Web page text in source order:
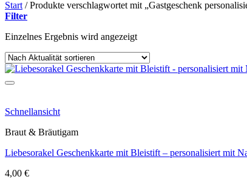
Start /Produkte verschlagwortet mit „Gastgeschenk
Filter
Einzelnes Ergebnis wird angezeigt
Schnellansicht
Braut & Bräutigam
Liebesorakel Geschenkkarte mit Bleistift – personalisiert mit
4,00 €